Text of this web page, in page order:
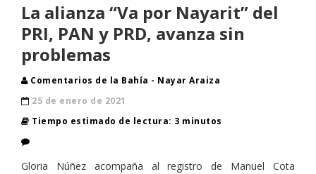
La alianza “Va por Nayarit” del
PRI, PAN y PRD, avanza sin
problemas
Comentarios de la Bahía - Nayar Araiza
25 de enero de 2021
Tiempo estimado de lectura: 3 minutos
Gloria Núñez acompaña al registro de Manuel Cota